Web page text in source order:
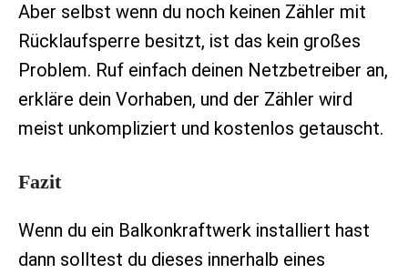
Aber selbst wenn du noch keinen Zähler mit
Rücklaufsperre besitzt, ist das kein großes
Problem. Ruf einfach deinen Netzbetreiber an,
erkläre dein Vorhaben, und der Zähler wird
meist unkompliziert und kostenlos getauscht.
Fazit
Wenn du ein Balkonkraftwerk installiert hast
dann solltest du dieses innerhalb eines